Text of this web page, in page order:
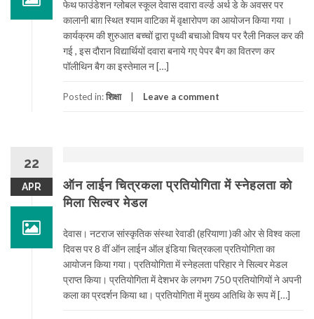
फेथ फाउंडेशन ग्लोबल स्कूल देवास दवारा वर्ल्ड अर्थ डे के अवसर पर
कालानी बाग़ स्थित श्याम वाटिका में वृक्षारोपण का आयोजन किया गया ।
कार्यक्रम की शुरुआत बच्चों द्वारा पृथ्वी बचाओ विषय पर रैली निकल कर की
गई , इस दौरान विद्यार्थियों दवारा बनाये गए पेपर बैग का वितरण कर
पॉलीथिन बैग का इस्तेमाल न […]
Posted in:शिक्षा Leave a comment
22
APR
ऑन लाईन चित्रकला प्रतियोगिता में स्नेहलता को
मिला सिल्वर मेडल
देवास। नटराज सांस्कृतिक संस्था रेवाडी (हरियाणा )की ओर से विश्व कला
दिवस पर 8 वीं ऑन लाईन ऑल इंडिया चित्रकला प्रतियोगिता का
आयोजन किया गया। प्रतियोगिता में स्नेहलता परिहार ने सिल्वर मेडल
प्राप्त किया। प्रतियोगिता में देशभर के लगभग 750 प्रतियोगियों ने अपनी
कला का प्रदर्शन किया था। प्रतियोगिता में मुख्य अतिथि के रूप में […]